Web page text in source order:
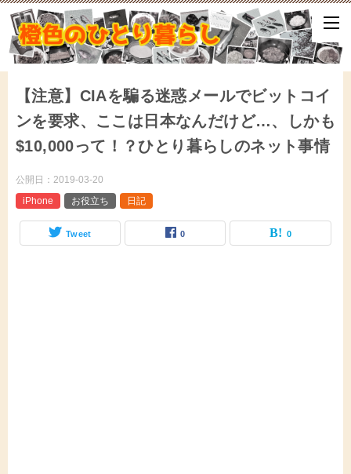
ひとり暮らしをしながら、気づいたことや、ふと思ったこと、試して
となどをアップしていきます。
【注意】CIAを騙る迷惑メールでビットコイ
ンを要求、ここは日本なんだけど…、しかも
$10,000って！？ひとり暮らしのネット事情
公開日： 2019-03-20
iPhone
お役立ち 日記
Tweet 0 0